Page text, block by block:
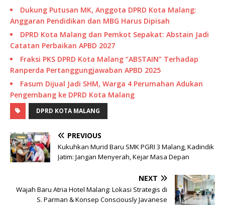
Dukung Putusan MK, Anggota DPRD Kota Malang:
Anggaran Pendidikan dan MBG Harus Dipisah
DPRD Kota Malang dan Pemkot Sepakat: Abstain Jadi
Catatan Perbaikan APBD 2027
Fraksi PKS DPRD Kota Malang “ABSTAIN” Terhadap
Ranperda Pertanggungjawaban APBD 2025
Fasum Dijual Jadi SHM, Warga 4 Perumahan Adukan
Pengembang ke DPRD Kota Malang
DPRD KOTA MALANG
PREVIOUS
Kukuhkan Murid Baru SMK PGRI 3 Malang, Kadindik
Jatim: Jangan Menyerah, Kejar Masa Depan
NEXT
Wajah Baru Atria Hotel Malang: Lokasi Strategis di
S. Parman & Konsep Consciously Javanese